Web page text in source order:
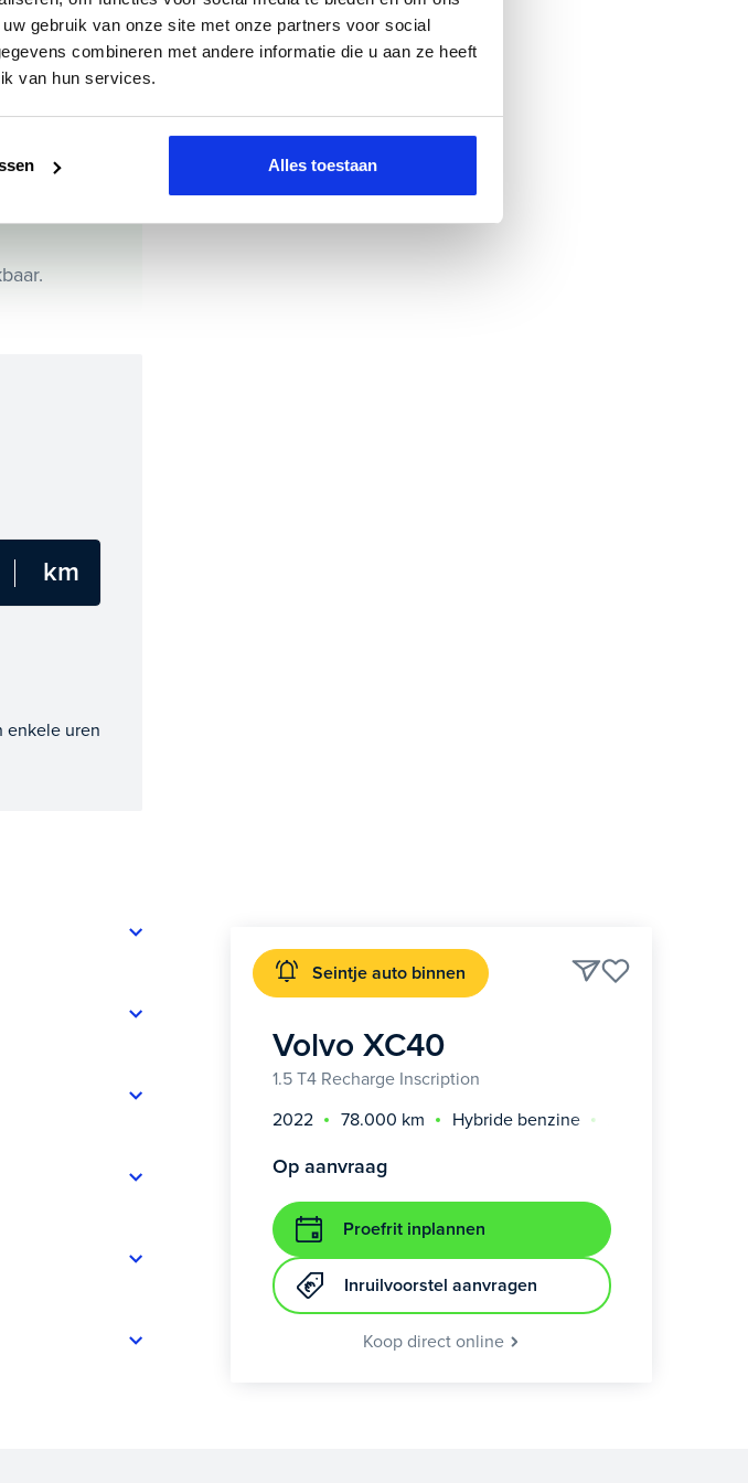
gebruik van onze site met onze partners voor social
combineren met andere informatie die u aan ze heeft
van hun services.
Alles toestaan
Seintje auto binnen
Volvo XC40
1.5 T4 Recharge Inscription
2022
78.000 km Hybride benzine
Op aanvraag
Proefrit inplannen
Inruilvoorstel aanvragen
Koop direct online
enkele uren